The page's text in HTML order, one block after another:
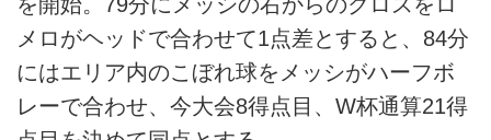
メロがヘッドで合わせて1点差とすると、84分
にはエリア内のこぼれ球をメッシがハーフボ
レーで合わせ、今大会8得点目、W杯通算21得